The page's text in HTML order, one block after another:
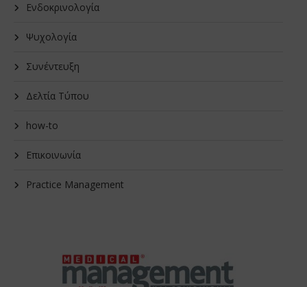
Ενδοκρινολογία
Ψυχολογία
Συνέντευξη
Δελτία Τύπου
how-to
Επικοινωνία
Practice Management